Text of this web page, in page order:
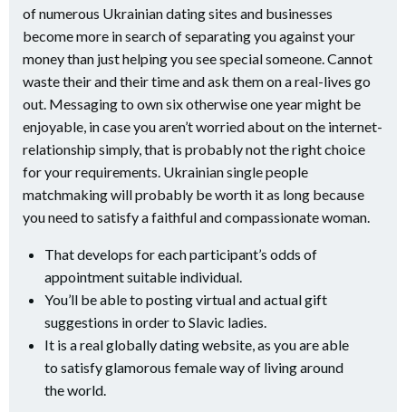
of numerous Ukrainian dating sites and businesses
become more in search of separating you against your
money than just helping you see special someone. Cannot
waste their and their time and ask them on a real-lives go
out. Messaging to own six otherwise one year might be
enjoyable, in case you aren’t worried about on the internet-
relationship simply, that is probably not the right choice
for your requirements. Ukrainian single people
matchmaking will probably be worth it as long because
you need to satisfy a faithful and compassionate woman.
That develops for each participant’s odds of
appointment suitable individual.
You’ll be able to posting virtual and actual gift
suggestions in order to Slavic ladies.
It is a real globally dating website, as you are able
to satisfy glamorous female way of living around
the world.